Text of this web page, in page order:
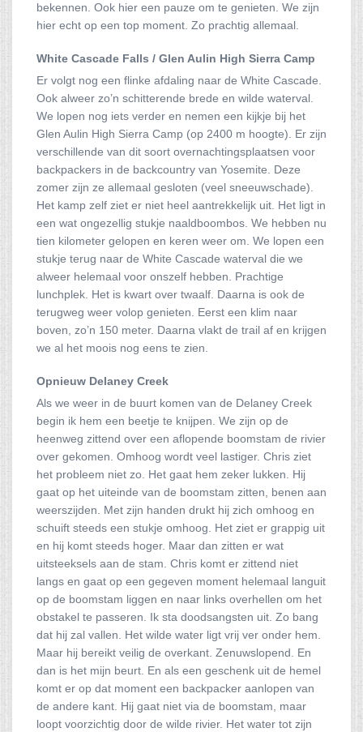
bekennen. Ook hier een pauze om te genieten. We zijn
hier echt op een top moment. Zo prachtig allemaal.
White Cascade Falls / Glen Aulin High Sierra Camp
Er volgt nog een flinke afdaling naar de White Cascade.
Ook alweer zo’n schitterende brede en wilde waterval.
We lopen nog iets verder en nemen een kijkje bij het
Glen Aulin High Sierra Camp (op 2400 m hoogte). Er zijn
verschillende van dit soort overnachtingsplaatsen voor
backpackers in de backcountry van Yosemite. Deze
zomer zijn ze allemaal gesloten (veel sneeuwschade).
Het kamp zelf ziet er niet heel aantrekkelijk uit. Het ligt in
een wat ongezellig stukje naaldboombos. We hebben nu
tien kilometer gelopen en keren weer om. We lopen een
stukje terug naar de White Cascade waterval die we
alweer helemaal voor onszelf hebben. Prachtige
lunchplek. Het is kwart over twaalf. Daarna is ook de
terugweg weer volop genieten. Eerst een klim naar
boven, zo’n 150 meter. Daarna vlakt de trail af en krijgen
we al het moois nog eens te zien.
Opnieuw Delaney Creek
Als we weer in de buurt komen van de Delaney Creek
begin ik hem een beetje te knijpen. We zijn op de
heenweg zittend over een aflopende boomstam de rivier
over gekomen. Omhoog wordt veel lastiger. Chris ziet
het probleem niet zo. Het gaat hem zeker lukken. Hij
gaat op het uiteinde van de boomstam zitten, benen aan
weerszijden. Met zijn handen drukt hij zich omhoog en
schuift steeds een stukje omhoog. Het ziet er grappig uit
en hij komt steeds hoger. Maar dan zitten er wat
uitsteeksels aan de stam. Chris komt er zittend niet
langs en gaat op een gegeven moment helemaal languit
op de boomstam liggen en naar links overhellen om het
obstakel te passeren. Ik sta doodsangsten uit. Zo bang
dat hij zal vallen. Het wilde water ligt vrij ver onder hem.
Maar hij bereikt veilig de overkant. Zenuwslopend. En
dan is het mijn beurt. En als een geschenk uit de hemel
komt er op dat moment een backpacker aanlopen van
de andere kant. Hij gaat niet via de boomstam, maar
loopt voorzichtig door de wilde rivier. Het water tot zijn